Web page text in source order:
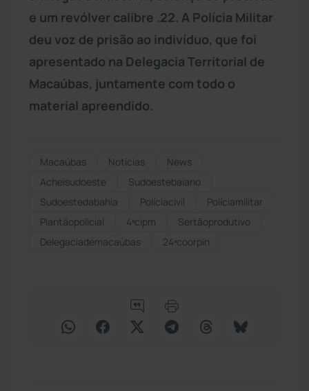
e um revólver calibre .22. A Polícia Militar
deu voz de prisão ao indivíduo, que foi
apresentado na Delegacia Territorial de
Macaúbas, juntamente com todo o
material apreendido.
Macaúbas Notícias
News
Acheisudoeste
Sudoestebaiano
Sudoestedabahia
Políciacivil
Políciamilitar
Plantãopolicial
4ªcipm
Sertãoprodutivo
Delegaciademacaúbas
24ªcoorpin